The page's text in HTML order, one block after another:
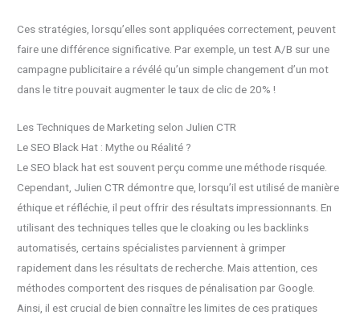
Ces stratégies, lorsqu’elles sont appliquées correctement, peuvent
faire une différence significative. Par exemple, un test A/B sur une
campagne publicitaire a révélé qu’un simple changement d’un mot
dans le titre pouvait augmenter le taux de clic de 20% !
Les Techniques de Marketing selon Julien CTR
Le SEO Black Hat : Mythe ou Réalité ?
Le SEO black hat est souvent perçu comme une méthode risquée.
Cependant, Julien CTR démontre que, lorsqu’il est utilisé de manière
éthique et réfléchie, il peut offrir des résultats impressionnants. En
utilisant des techniques telles que le cloaking ou les backlinks
automatisés, certains spécialistes parviennent à grimper
rapidement dans les résultats de recherche. Mais attention, ces
méthodes comportent des risques de pénalisation par Google.
Ainsi, il est crucial de bien connaître les limites de ces pratiques